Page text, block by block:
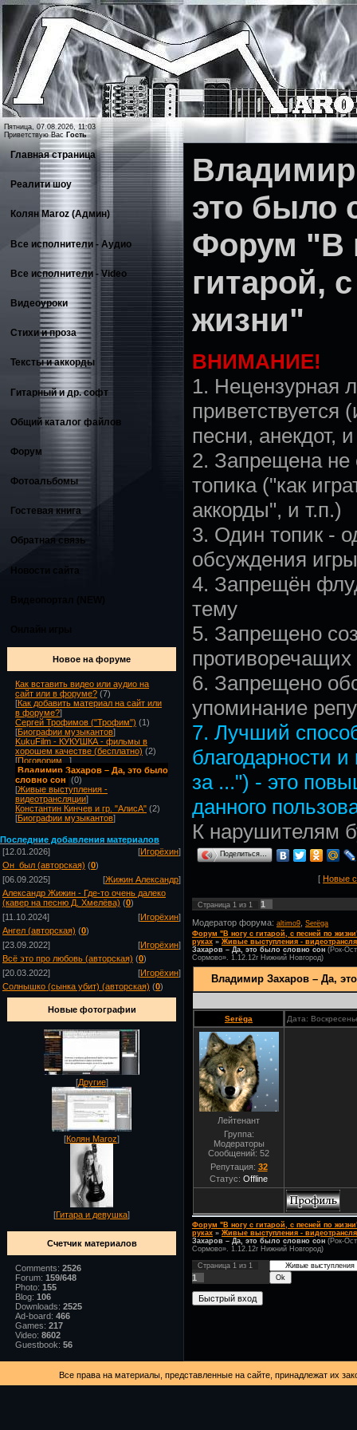
Пятница, 07.08.2026, 11:03
Приветствую Вас Гость
Главная страница
Реалити шоу
Колян Maroz (Админ)
Все исполнители - Аудио
Все исполнители - Video
Видеоуроки
Стихи и проза
Тексты и аккорды
Гитарный и др. софт
Общий каталог файлов
Форум
Фотоальбомы
Гостевая книга
Обратная связь
Новости сайта
Новое на форуме
Как вставить видео или аудио на
сайт или в форуме? (7)
[Как добавить материал на сайт или
в форуме?]
Сергей Трофимов ("Трофим") (1)
[Биографии музыкантов]
KukuFilm - КУКУШКА - фильмы в
хорошем качестве (бесплатно) (2)
[Поговорим... ]
Владимир Захаров – Да, это было
словно сон (0)
[Живые выступления -
видеотрансляции]
Константин Кинчев и гр. "АлисА" (2)
[Биографии музыкантов]
Последние добавления материалов
[12.01.2026]
[Игорёхин]
Он_был (авторская) (0)
[06.09.2025]
[Жижин Александр]
Александр Жижин - Где-то очень далеко
(кавер на песню Д. Хмелёва) (0)
[11.10.2024]
[Игорёхин]
Ангел (авторская) (0)
[23.09.2022]
[Игорёхин]
Всё это про любовь (авторская) (0)
[20.03.2022]
[Игорёхин]
Солнышко (сынка убит) (авторская) (0)
Новые фотографии
[Другие]
[Колян Maroz]
[Гитара и девушка]
Счетчик материалов
Comments: 2526
Forum: 159/648
Photo: 155
Blog: 106
Downloads: 2525
Ad-board: 466
Games: 217
Video: 8602
Guestbook: 56
это было
Форум "В
гитарой,
жизни"
ВНИМАНИЕ!
1. Нецензурная
приветствуется
песни, анекдот,
2. Запрещена не
топика ("как
аккорды", и т.п.)
3. Один топик -
обсуждения
4. Запрещён
тему
5. Запрещено
6. Запрещено
упоминание
7. Лучший
благодарности
за ...") - это
данного
К нарушителям
Поделиться…
[ Новые
Страница 1 из 1
1
Модератор форума: altimo9 Serёga
Форум "В ногу с гитарой, с песней по
руках » Живые выступления -
Захаров – Да, это было словно сон (Рок-
Сормово». 1.12.12г Нижний Новгород)
Владимир Захаров – Да,
Serёga Дата:
Лейтенант
Группа:
Модераторы
Сообщений: 52
Репутация: 32
Статус: Offline
Форум "В ногу с гитарой, с песней по
руках » Живые выступления -
Захаров – Да, это было словно сон (Рок-
Сормово». 1.12.12г Нижний Новгород)
Страница 1 из 1
1
Все права на материалы, представленные на сайте, принадлежат их